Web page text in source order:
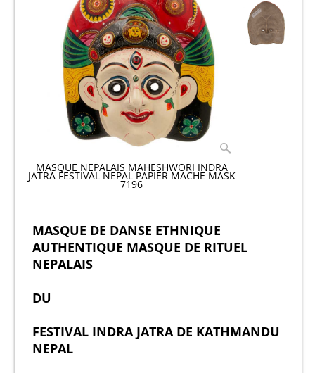
MASQUE NEPALAIS MAHESHWORI INDRA
JATRA FESTIVAL NEPAL PAPIER MACHE MASK
7196
MASQUE DE DANSE ETHNIQUE
AUTHENTIQUE MASQUE DE RITUEL
NEPALAIS
DU
FESTIVAL INDRA JATRA DE KATHMANDU
NEPAL